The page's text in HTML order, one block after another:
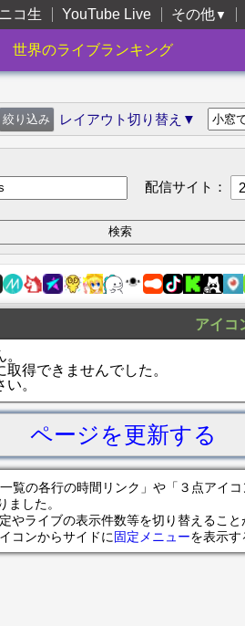
ニコ生 YouTube Live その他▼
世界のライブランキング
レイアウト切り替え▼
配信サイト：
アイコ
得できませんでした。
。
ページを更新する
覧の各行の時間リンク」や「３点アイ
ました。
やライブの表示件数等を切り替えること
コンからサイドに固定メニューを表示す